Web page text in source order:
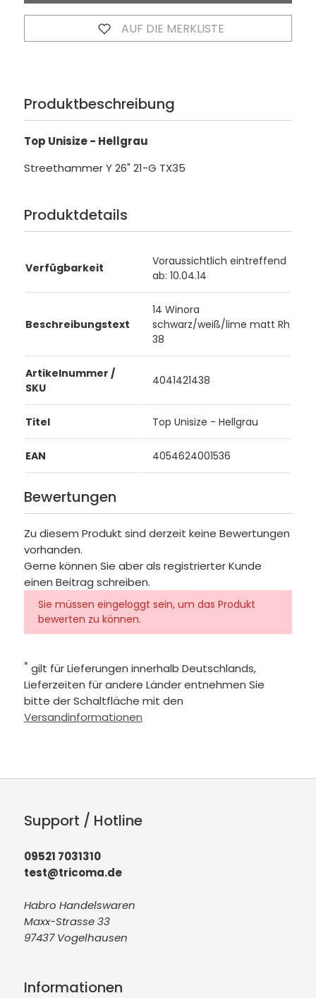
AUF DIE MERKLISTE
Produktbeschreibung
Top Unisize - Hellgrau
Streethammer Y 26" 21-G TX35
Produktdetails
Verfügbarkeit
Voraussichtlich eintreffend
ab: 10.04.14
Beschreibungstext
14 Winora
schwarz/weiß/lime matt Rh
38
Artikelnummer /
SKU
4041421438
Titel Top Unisize - Hellgrau
EAN 4054624001536
Bewertungen
Zu diesem Produkt sind derzeit keine Bewertungen
vorhanden.
Gerne können Sie aber als registrierter Kunde
einen Beitrag schreiben.
Sie müssen eingeloggt sein, um das Produkt
bewerten zu können.
* gilt für Lieferungen innerhalb Deutschlands,
Lieferzeiten für andere Länder entnehmen Sie
bitte der Schaltfläche mit den
Versandinformationen
Support / Hotline
09521 7031310
test@tricoma.de
Habro Handelswaren
Maxx-Strasse 33
97437 Vogelhausen
Informationen